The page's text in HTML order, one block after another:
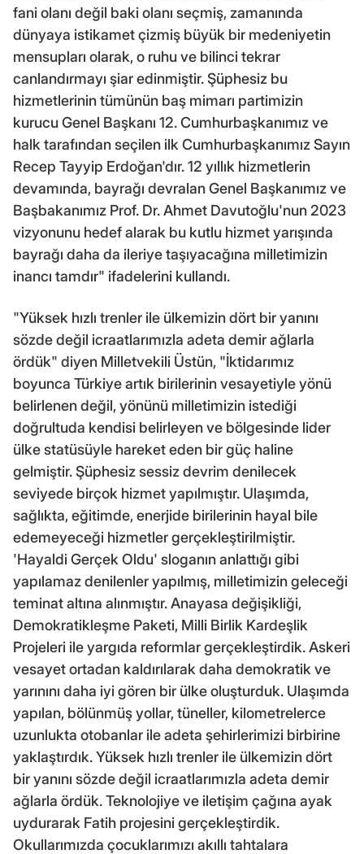
fani olanı değil baki olanı seçmiş, zamanında
dünyaya istikamet çizmiş büyük bir medeniyetin
mensupları olarak, o ruhu ve bilinci tekrar
canlandırmayı şiar edinmiştir. Şüphesiz bu
hizmetlerinin tümünün baş mimarı partimizin
kurucu Genel Başkanı 12. Cumhurbaşkanımız ve
halk tarafından seçilen ilk Cumhurbaşkanımız Sayın
Recep Tayyip Erdoğan'dır. 12 yıllık hizmetlerin
devamında, bayrağı devralan Genel Başkanımız ve
Başbakanımız Prof. Dr. Ahmet Davutoğlu'nun 2023
vizyonunu hedef alarak bu kutlu hizmet yarışında
bayrağı daha da ileriye taşıyacağına milletimizin
inancı tamdır" ifadelerini kullandı.
"Yüksek hızlı trenler ile ülkemizin dört bir yanını
sözde değil icraatlarımızla adeta demir ağlarla
ördük" diyen Milletvekili Üstün, "İktidarımız
boyunca Türkiye artık birilerinin vesayetiyle yönü
belirlenen değil, yönünü milletimizin istediği
doğrultuda kendisi belirleyen ve bölgesinde lider
ülke statüsüyle hareket eden bir güç haline
gelmiştir. Şüphesiz sessiz devrim denilecek
seviyede birçok hizmet yapılmıştır. Ulaşımda,
sağlıkta, eğitimde, enerjide birilerinin hayal bile
edemeyeceği hizmetler gerçekleştirilmiştir.
'Hayaldi Gerçek Oldu' sloganın anlattığı gibi
yapılamaz denilenler yapılmış, milletimizin geleceği
teminat altına alınmıştır. Anayasa değişikliği,
Demokratikleşme Paketi, Milli Birlik Kardeşlik
Projeleri ile yargıda reformlar gerçekleştirdik. Askeri
vesayet ortadan kaldırılarak daha demokratik ve
yarınını daha iyi gören bir ülke oluşturduk. Ulaşımda
yapılan, bölünmüş yollar, tüneller, kilometrelerce
uzunlukta otobanlar ile adeta şehirlerimizi birbirine
yaklaştırdık. Yüksek hızlı trenler ile ülkemizin dört
bir yanını sözde değil icraatlarımızla adeta demir
ağlarla ördük. Teknolojiye ve iletişim çağına ayak
uydurarak Fatih projesini gerçekleştirdik.
Okullarımızda çocuklarımızı akıllı tahtalara